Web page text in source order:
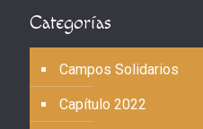
Categorías
Campos Solidarios
Capítulo 2022